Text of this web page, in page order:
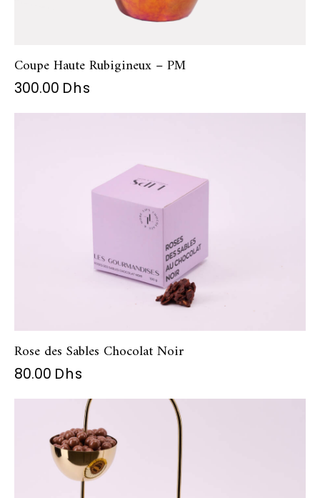
Coupe Haute Rubigineux – PM
300.00 Dhs
Rose des Sables Chocolat Noir
80.00 Dhs